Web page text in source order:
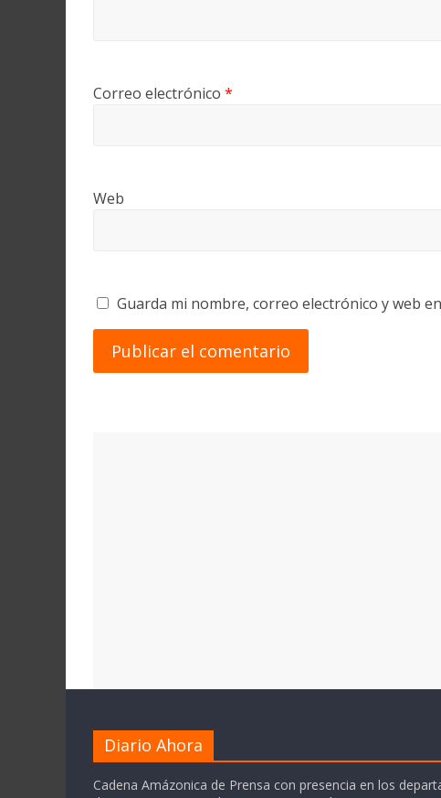
Correo electrónico *
Web
Guarda mi nombre, correo electrónico y web
Diario Ahora
Cadena Amázonica de Prensa con presencia en los